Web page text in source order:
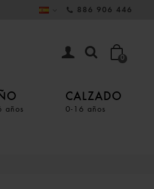
886 906 446
0
años
CALZADO
0-16 años